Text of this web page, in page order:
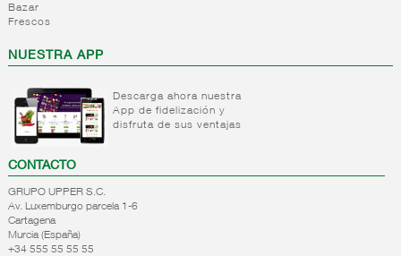
Bazar
Frescos
NUESTRA APP
Descarga ahora nuestra
App de fidelización y
disfruta de sus ventajas
CONTACTO
GRUPO UPPER S.C.
Av. Luxemburgo parcela 1-6
Cartagena
Murcia (España)
+34 555 55 55 55